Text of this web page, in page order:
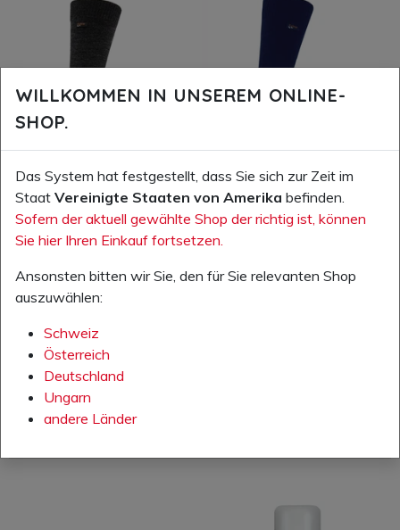
Ihr Preis exkl. MwSt.:
6.800,00 HUF
Fibre Tech Socken, anthrazit
IN DEN WARENKORB
AUF DIE WUNSCHLISTE
Ihr Preis exkl. MwSt.:
6.800,00 HUF
WILLKOMMEN IN UNSEREM ONLINE-
SHOP.
Das System hat festgestellt, dass Sie sich zur Zeit im
Staat Vereinigte Staaten von Amerika befinden.
Sofern der aktuell gewählte Shop der richtig ist, können
Sie hier Ihren Einkauf fortsetzen.
Ansonsten bitten wir Sie, den für Sie relevanten Shop
auszuwählen:
Schweiz
Österreich
Deutschland
Ungarn
andere Länder